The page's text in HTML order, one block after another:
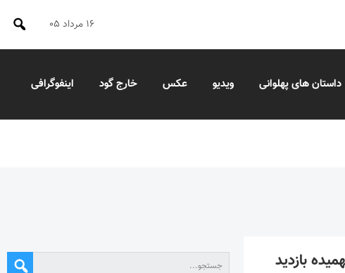
۱۶ مرداد ۰۵
داستان های پهلوانی ویدیو عکس خارج گود اینفوگرافی
بازدید